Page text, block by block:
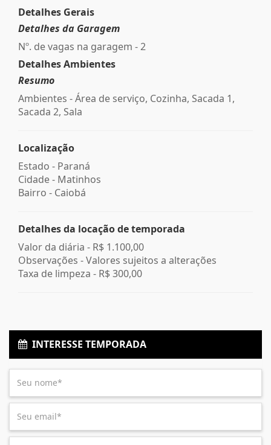
Detalhes Gerais
Detalhes da Garagem
Nº. de vagas na garagem - 2
Detalhes Ambientes
Resumo
Ambientes - Área de serviço, Cozinha, Sacada 1,
Sacada 2, Sala
Localização
Estado - Paraná
Cidade - Matinhos
Bairro - Caiobá
Detalhes da locação de temporada
Valor da diária - R$ 1.100,00
Observações - Valores sujeitos a alterações
Taxa de limpeza - R$ 300,00
INTERESSE TEMPORADA